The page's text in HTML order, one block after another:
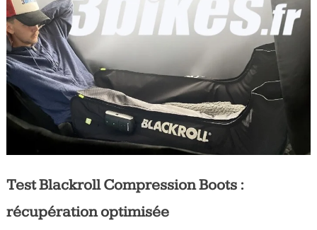
Tous
les
jours,
votre
actualité
vélo
et
triathlon
Test Blackroll Compression Boots :
récupération optimisée